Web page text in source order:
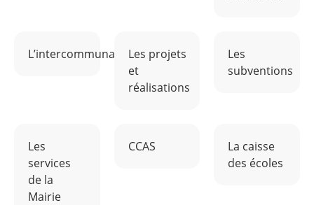
L’intercommunalitéLes projets
et
réalisations
Les
subventions
Les
services
de la
Mairie
CCAS
La caisse
des écoles